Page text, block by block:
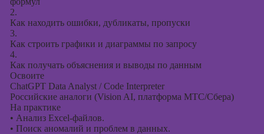
2.
Как находить ошибки, дубликаты, пропуски
3.
Как строить графики и диаграммы по запросу
4.
Как получать объяснения и выводы по данным
Освоите
ChatGPT Data Analyst / Code Interpreter
Российские аналоги (Vision AI, платформа МТС/Сбера)
На практике
• Анализ Excel-файлов.
• Поиск аномалий и проблем в данных.